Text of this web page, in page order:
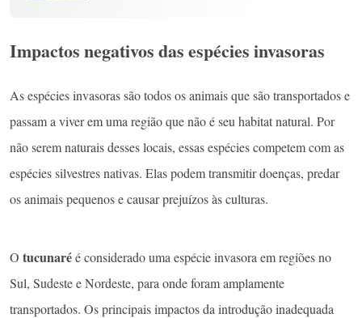
Impactos negativos das espécies invasoras
As espécies invasoras são todos os animais que são transportados e
passam a viver em uma região que não é seu habitat natural. Por
não serem naturais desses locais, essas espécies competem com as
espécies silvestres nativas. Elas podem transmitir doenças, predar
os animais pequenos e causar prejuízos às culturas.
O tucunaréé considerado uma espécie invasora em regiões no
Sul, Sudeste e Nordeste, para onde foram amplamente
transportados. Os principais impactos da introdução inadequada